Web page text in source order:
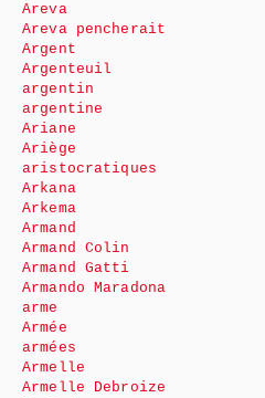
Areva
Areva pencherait
Argent
Argenteuil
argentin
argentine
Ariane
Ariège
aristocratiques
Arkana
Arkema
Armand
Armand Colin
Armand Gatti
Armando Maradona
arme
Armée
armées
Armelle
Armelle Debroize